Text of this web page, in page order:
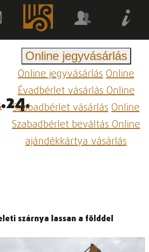
Online jegyvásárlás
Online jegyvásárlásOnline
Évadbérlet vásárlásOnline
Szabadbérlet vásárlásOnline
Szabadbérlet beváltásOnline
ajándékkártya vásárlás
szárnya lassan a földdel